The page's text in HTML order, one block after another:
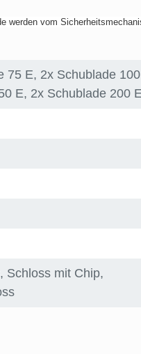
werden vom
75 E, 2x Schublade
E, 2x Schublade 200
, Schloss mit Chip,